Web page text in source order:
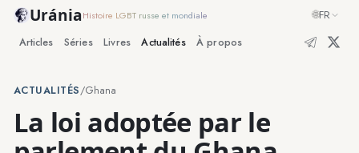
UrániaHistoire LGBT russe et mondiale 🌐FR
Articles Séries Livres Actualités À propos
ACTUALITÉS/Ghana
La loi adoptée par le